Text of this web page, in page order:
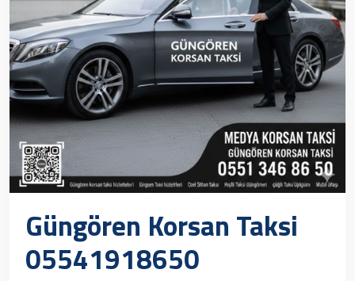
Güngören Korsan Taksi
05541918650